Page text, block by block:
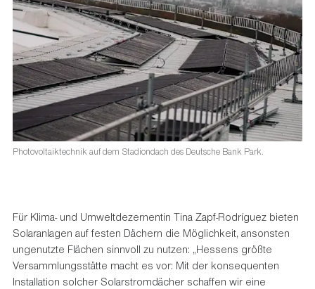
Photovoltaiktechnik auf dem Stadiondach des Deutsche Bank Park.
Für Klima- und Umweltdezernentin Tina Zapf-Rodríguez bieten
Solaranlagen auf festen Dächern die Möglichkeit, ansonsten
ungenutzte Flächen sinnvoll zu nutzen: „Hessens größte
Versammlungsstätte macht es vor: Mit der konsequenten
Installation solcher Solarstromdächer schaffen wir eine